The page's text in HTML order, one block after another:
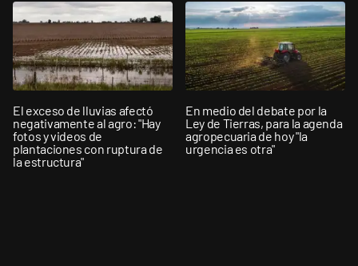
El exceso de lluvias afectó
negativamente al agro: "Hay
fotos y videos de
plantaciones con ruptura de
la estructura"
En medio del debate por la
Ley de Tierras, para la agenda
agropecuaria de hoy "la
urgencia es otra"